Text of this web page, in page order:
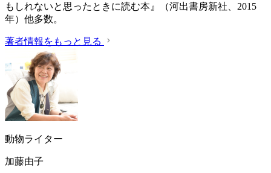
もしれないと思ったときに読む本』（河出書房新社、2015
年）他多数。
著者情報をもっと見る
動物ライター
加藤由子